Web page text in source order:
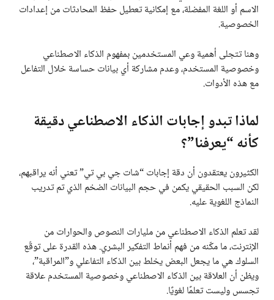
الاسم أو اللغة المفضلة، مع إمكانية تعطيل حفظ المحادثات من إعدادات
الخصوصية.
وهنا تتجلى أهمية وعي المستخدمين بمفهوم الذكاء الاصطناعي
وخصوصية المستخدم، وعدم مشاركة أي بيانات حساسة خلال التفاعل
مع هذه الأدوات.
لماذا تبدو إجابات الذكاء الاصطناعي دقيقة
كأنه “يعرفنا”؟
الكثيرون يعتقدون أن دقة إجابات “شات جي بي تي” تعني أنه يراقبهم،
لكن السبب الحقيقي يكمن في حجم البيانات الضخم الذي تم تدريب
النماذج اللغوية عليه.
لقد تعلم الذكاء الاصطناعي من مليارات النصوص والحوارات من
الإنترنت، ما مكّنه من فهم أنماط التفكير البشري. هذه القدرة على توقّع
السلوك هي ما يجعل البعض يخلط بين الذكاء التفاعلي و”المراقبة”،
ويظن أن العلاقة بين الذكاء الاصطناعي وخصوصية المستخدم علاقة
تجسس وليست تعلمًا لغويًا.